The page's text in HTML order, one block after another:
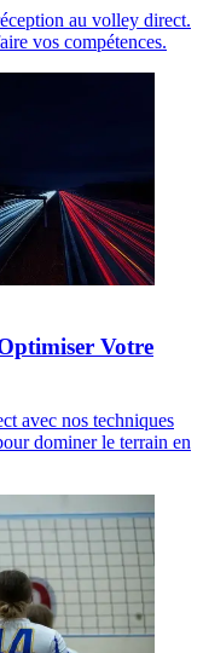
au volley direct.
vos compétences.
Votre
avec nos techniques
dominer le terrain en